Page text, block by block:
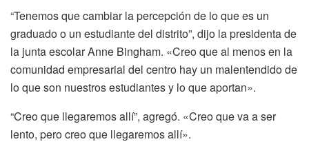
“Tenemos que cambiar la percepción de lo que es un
graduado o un estudiante del distrito”, dijo la presidenta de
la junta escolar Anne Bingham. «Creo que al menos en la
comunidad empresarial del centro hay un malentendido de
lo que son nuestros estudiantes y lo que aportan».
“Creo que llegaremos allí”, agregó. «Creo que va a ser
lento, pero creo que llegaremos allí».